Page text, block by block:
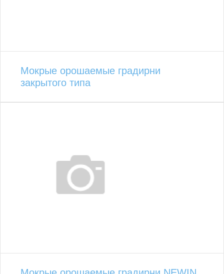
Мокрые орошаемые градирни
закрытого типа